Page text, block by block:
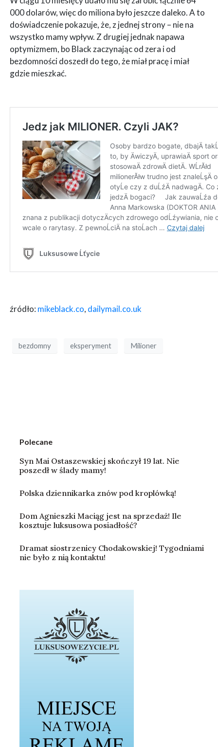
000 dolarów, więc do miliona było jeszcze daleko. A to
doświadczenie pokazuje, że, z jednej strony – nie na
wszystko mamy wpływ. Z drugiej jednak napawa
optymizmem, bo Black zaczynając od zera i od
bezdomności doszedł do tego, że miał pracę i miał
gdzie mieszkać.
źródło: mikeblack.co, dailymail.co.uk
bezdomny eksperyment Milioner
Polecane
Syn Mai Ostaszewskiej skończył 19 lat. Nie
poszedł w ślady mamy!
Polska dziennikarka znów pod kroplówką!
Dom Agnieszki Maciąg jest na sprzedaż! Ile
kosztuje luksusowa posiadłość?
Dramat siostrzenicy Chodakowskiej! Tygodniami
nie było z nią kontaktu!